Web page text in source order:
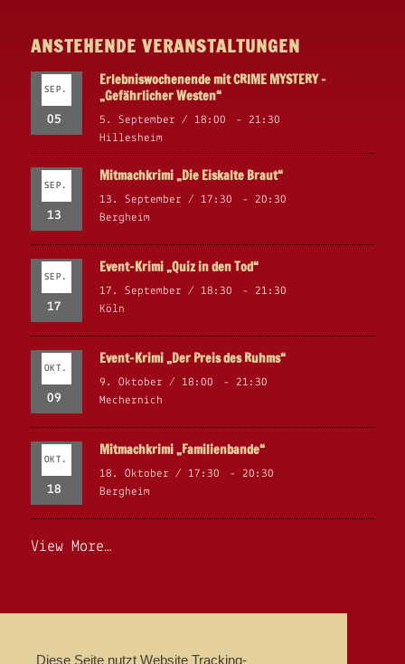
Diese Seite nutzt Website Tracking-
ANSTEHENDE VERANSTALTUNGEN
SEP.
05
Erlebniswochenende mit CRIME MYSTERY –
„Gefährlicher Westen“
5. September / 18:00 - 21:30
Hillesheim
SEP.
13
Mitmachkrimi „Die Eiskalte Braut“
13. September / 17:30 - 20:30
Bergheim
SEP.
17
Event-Krimi „Quiz in den Tod“
17. September / 18:30 - 21:30
Köln
OKT.
09
Event-Krimi „Der Preis des Ruhms“
9. Oktober / 18:00 - 21:30
Mechernich
OKT.
18
Mitmachkrimi „Familienbande“
18. Oktober / 17:30 - 20:30
Bergheim
View More…
NEWSLETTER